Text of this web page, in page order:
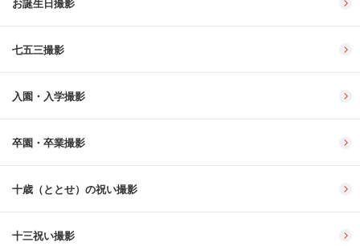
お誕生日撮影
七五三撮影
入園・入学撮影
卒園・卒業撮影
十歳（ととせ）の祝い撮影
十三祝い撮影